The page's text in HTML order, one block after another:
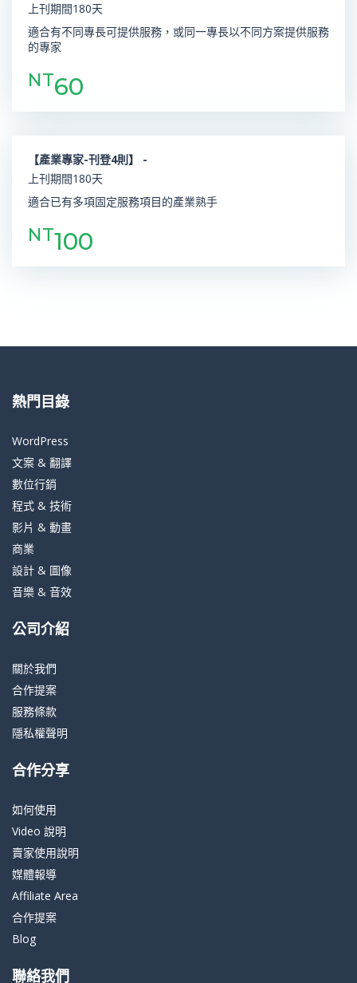
上刊期間180天
適合有不同專長可提供服務，或同一專長以不同方案提供服務
的專家
NT60
【產業專家-刊登4則】 -
上刊期間180天
適合已有多項固定服務項目的產業熟手
NT100
熱門目錄
WordPress
文案 & 翻譯
數位行銷
程式 & 技術
影片 & 動畫
商業
設計 & 圖像
音樂 & 音效
公司介紹
關於我們
合作提案
服務條款
隱私權聲明
合作分享
如何使用
Video 說明
賣家使用說明
媒體報導
Affiliate Area
合作提案
Blog
聯絡我們